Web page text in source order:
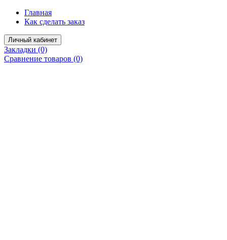
Главная
Как сделать заказ
Личный кабинет
Закладки (0)
Сравнение товаров (0)